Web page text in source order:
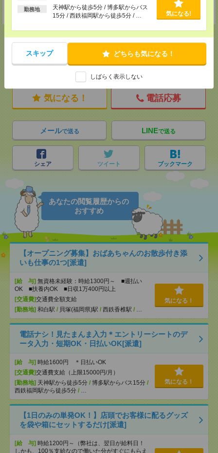
勤務地
天神駅から徒歩5分 / 博多駅からバス
15分 / 西鉄福岡駅から徒歩5分 / …
気になる!
スキップ どちらも気になる！
しばらく表示しない
★今ならご来社登録でQUOカード2000円分をプレゼント中★
応募ページへ
気になる！ 電話応募
メールで送る LINEで送る
シェア ツイート ブックマーク
あなたの閲覧履歴からの
おすすめ
【オープニング募集】おばあちゃんのお散歩付き添
いも仕事の1つ[派遣]
[給 与] 無資格未経験：時給1300円～ ■週払い
OK ■扶養内OK ■日収1万400円以上
[交通費]交通費全額支給
[勤務地] 和白駅 / 貝塚(福岡県)駅 / 西鉄香椎駅 / …
気になる！
電話ナシ！見たまんま入力＊エントリーシートのデ
ータ入力・短期OK・日払いOK[派遣]
[給 与] 時給1600円 ＊日払いOK
[交通費]交通費支給（上限15000円/月）
[勤務地] 天神駅から徒歩5分 / 博多駅からバス15分 /
西鉄福岡駅から徒歩5分 / …
気になる！
【1日のみの単発OK！】店頭でお客様に配るグッズ
を袋や箱にセットするだけ[派遣]
[給 与] 時給1200円～（弊社は、翌日が給料日！
しかも、100％支給なので働いた分がすぐにもらえ